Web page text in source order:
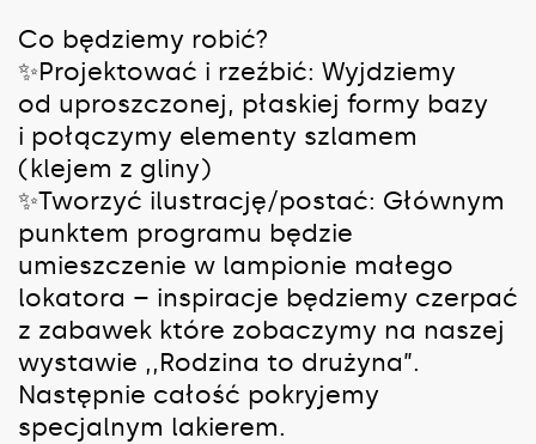
Co będziemy robić?
✨Projektować i rzeźbić: Wyjdziemy
od uproszczonej, płaskiej formy bazy
i połączymy elementy szlamem
(klejem z gliny)
✨Tworzyć ilustrację/postać: Głównym
punktem programu będzie
umieszczenie w lampionie małego
lokatora – inspiracje będziemy czerpać
z zabawek które zobaczymy na naszej
wystawie ,,Rodzina to drużyna”.
Następnie całość pokryjemy
specjalnym lakierem.